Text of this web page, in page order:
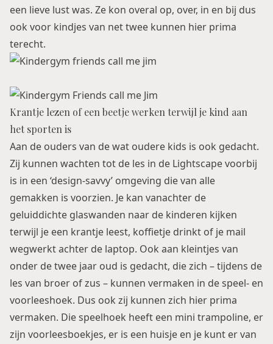
een lieve lust was. Ze kon overal op, over, in en bij dus
ook voor kindjes van net twee kunnen hier prima
terecht.
Krantje lezen of een beetje werken terwijl je kind aan
het sporten is
Aan de ouders van de wat oudere kids is ook gedacht.
Zij kunnen wachten tot de les in de Lightscape voorbij
is in een ‘design-savvy’ omgeving die van alle
gemakken is voorzien. Je kan vanachter de
geluiddichte glaswanden naar de kinderen kijken
terwijl je een krantje leest, koffietje drinkt of je mail
wegwerkt achter de laptop. Ook aan kleintjes van
onder de twee jaar oud is gedacht, die zich – tijdens de
les van broer of zus – kunnen vermaken in de speel- en
voorleeshoek. Dus ook zij kunnen zich hier prima
vermaken. Die speelhoek heeft een mini trampoline, er
zijn voorleesboekjes, er is een huisje en je kunt er van